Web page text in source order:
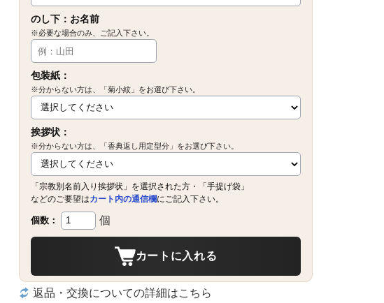
のし下：お名前
※必要な場合のみ、ご記入下さい。
包装紙：
※分からない方は、「菊小紋」をお選び下さい。
挨拶状：
※分からない方は、「香典返し用定型分」をお選び下さい。
「宗教別名前入り挨拶状」を選択された方・「手提げ袋」
などのご要望はカート内の通信欄にご記入下さい。
個数： 個
カートに入れる
返品・交換についての詳細はこちら